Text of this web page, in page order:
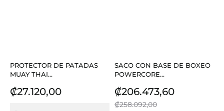
PROTECTOR DE PATADAS
MUAY THAI...
Precio
₡27.120,00
SACO CON BASE DE BOXEO
POWERCORE...
Precio
₡206.473,60Precio
₡258.092,00